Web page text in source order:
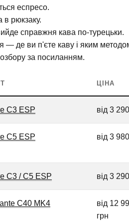
еспресо.
в рюкзаку.
справжня кава по-турецьки.
— де ви п'єте каву і яким
за посиланням.
ЦІНА
C3 ESP від 3
C5 ESP від 3
C3 / C5 ESP від 3
C40 MK4
від 12
грн